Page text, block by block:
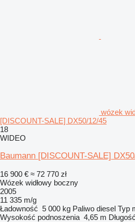
wózek
[DISCOUNT-SALE] DX50/12/45
18
WIDEO
Baumann [DISCOUNT-SALE]
16 900 € ≈ 72 770 zł
Wózek widłowy boczny
2005
11 335 m/g
Ładowność 5 000 kg Paliwo diesel Typ
Wysokość podnoszenia 4,65 m